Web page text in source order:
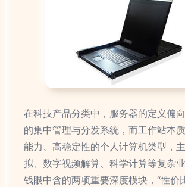
在科技产品分类中，服务器的定义偏
的集中管理与分发系统，而工作站本
能力、高稳定性的个人计算机类型，
拟、数字视频解算、科学计算等复杂
钱眼中含的两项重要深度模块，“性价